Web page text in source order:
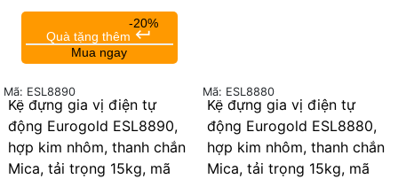
-20%
Quà tặng thêm keyboard_return
Mua ngay
Kệ đựng gia vị điện tự
động Eurogold ESL8890,
hợp kim nhôm, thanh chắn
Mica, tải trọng 15kg, mã
Mã: ESL8890
Kệ đựng gia vị điện tự
động Eurogold ESL8880,
hợp kim nhôm, thanh chắn
Mica, tải trọng 15kg, mã
Mã: ESL8880